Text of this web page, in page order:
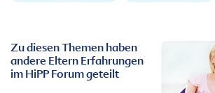
Zu diesen Themen haben
andere Eltern Erfahrungen
im HiPP Forum geteilt